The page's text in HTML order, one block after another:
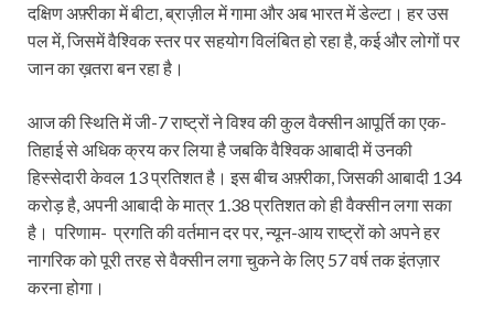
दक्षिण अफ़्रीका में बीटा, ब्राज़ील में गामा और अब भारत में डेल्टा। हर उस
पल में, जिसमें वैश्विक स्तर पर सहयोग विलंबित हो रहा है, कई और लोगों पर
जान का ख़तरा बन रहा है।
आज की स्थिति में जी-7 राष्ट्रों ने विश्व की कुल वैक्सीन आपूर्ति का एक-
तिहाई से अधिक क्रय कर लिया है जबकि वैश्विक आबादी में उनकी
हिस्सेदारी केवल 13 प्रतिशत है। इस बीच अफ़्रीका, जिसकी आबादी 134
करोड़ है, अपनी आबादी के मात्र 1.38 प्रतिशत को ही वैक्सीन लगा सका
है। परिणाम- प्रगति की वर्तमान दर पर, न्यून-आय राष्ट्रों को अपने हर
नागरिक को पूरी तरह से वैक्सीन लगा चुकने के लिए 57 वर्ष तक इंतज़ार
करना होगा।